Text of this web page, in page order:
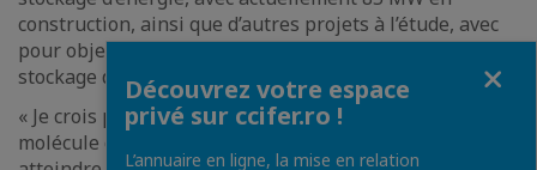
construction, ainsi que d’autres projets à l’étude, avec
pour objectif d’atteindre 300 MW de capacités de
stockage d’ici 2030.
« Je crois profondément à la complémentarité entre la
molécule de gaz naturel et l’électron. La Roumanie peut
Découvrez votre espace
privé sur ccifer.ro !
L’annuaire en ligne, la mise en relation